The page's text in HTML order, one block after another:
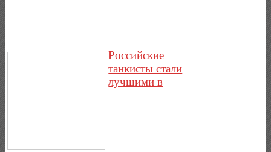
Российские
танкисты стали
лучшими в